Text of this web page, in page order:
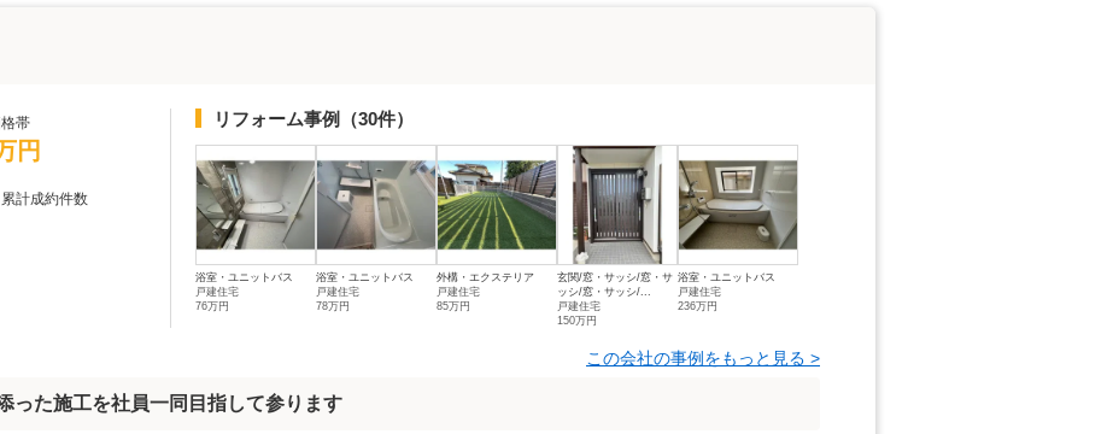
帯
円
計成約件数
リフォーム事例 （30件）
浴室・ユニットバス
戸建住宅
76万円
浴室・ユニットバス
戸建住宅
78万円
外構・エクステリア
戸建住宅
85万円
玄関/窓・サッシ/窓・サ
ッシ/窓・サッシ/...
戸建住宅
150万円
浴室・ユニットバス
戸建住宅
236万円
この会社の事例をもっと見る >
った施工を社員一同目指して参ります